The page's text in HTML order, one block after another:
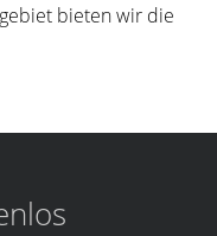
bieten wir die